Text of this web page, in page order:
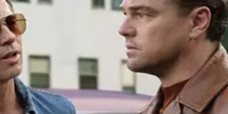
End of Article